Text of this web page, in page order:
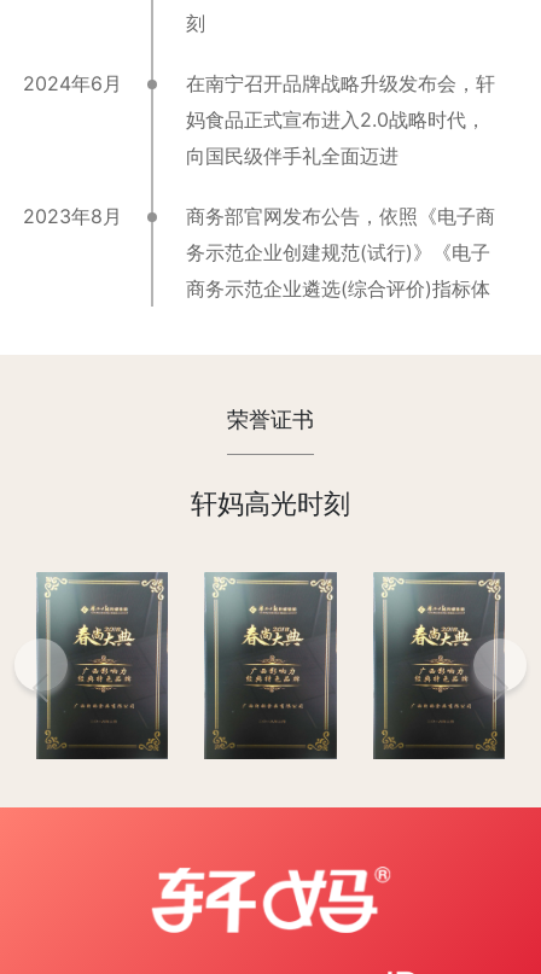
刻
2024年6月
在南宁召开品牌战略升级发布会，轩
妈食品正式宣布进入2.0战略时代，
向国民级伴手礼全面迈进
2023年8月
商务部官网发布公告，依照《电子商
务示范企业创建规范(试行)》《电子
商务示范企业遴选(综合评价)指标体
轩妈全渠道累计售出蛋黄酥超4亿
枚！
目TOP1
2021年11月7日
根据轩妈订单系统数据库显示，轩妈
2021年全渠道已累计售出蛋黄酥超
一亿枚
团体标准的时代
荣誉证书
轩妈高光时刻